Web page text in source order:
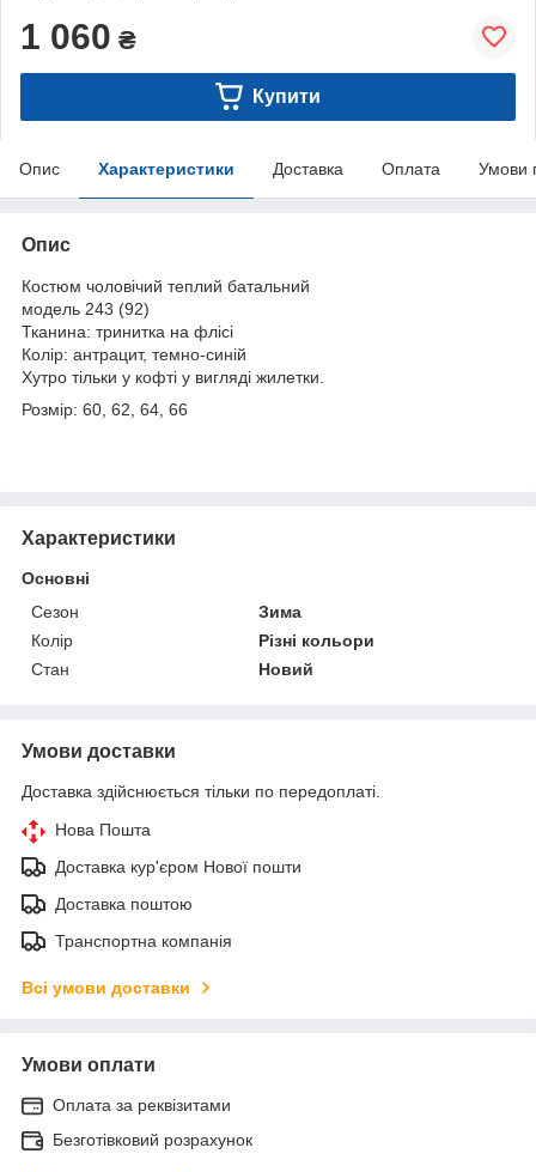
1 060 ₴
Купити
Опис Характеристики Доставка Оплата Умови
Опис
Костюм чоловічий теплий батальний
модель 243 (92)
Тканина: тринитка на флісі
Колір: антрацит, темно-синій
Хутро тільки у кофті у вигляді жилетки.
Розмір: 60, 62, 64, 66
Характеристики
Основні
Сезон
Зима
Колір
Різні кольори
Стан
Новий
Умови доставки
Доставка здійснюється тільки по передоплаті.
Нова Пошта
Доставка кур'єром Нової пошти
Доставка поштою
Транспортна компанія
Всі умови доставки
Умови оплати
Оплата за реквізитами
Безготівковий розрахунок